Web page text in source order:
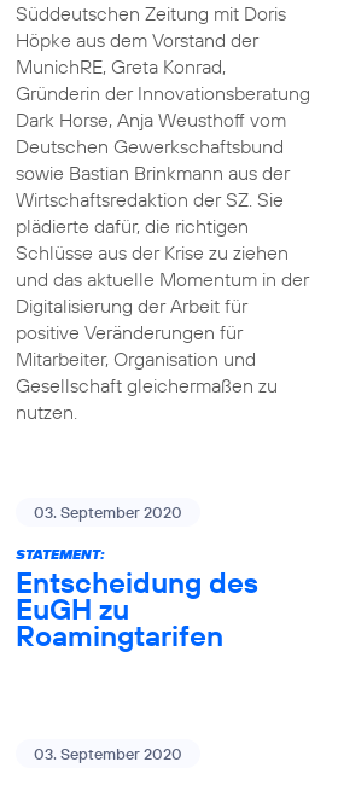
Süddeutschen Zeitung mit Doris
Höpke aus dem Vorstand der
MunichRE, Greta Konrad,
Gründerin der Innovationsberatung
Dark Horse, Anja Weusthoff vom
Deutschen Gewerkschaftsbund
sowie Bastian Brinkmann aus der
Wirtschaftsredaktion der SZ. Sie
plädierte dafür, die richtigen
Schlüsse aus der Krise zu ziehen
und das aktuelle Momentum in der
Digitalisierung der Arbeit für
positive Veränderungen für
Mitarbeiter, Organisation und
Gesellschaft gleichermaßen zu
nutzen.
03. September 2020
STATEMENT:
Entscheidung des
EuGH zu
Roamingtarifen
03. September 2020